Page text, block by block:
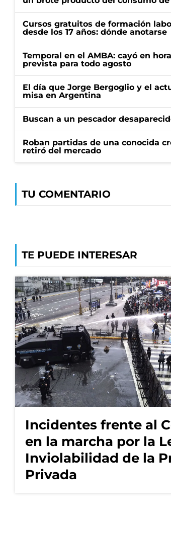
Cursos gratuitos de formación
desde los 17 años: dónde anotarse
Temporal en el AMBA: cayó en
prevista para todo agosto
El día que Jorge Bergoglio y el
misa en Argentina
Buscan a un pescador
Roban partidas de una conocida
retiró del mercado
TU COMENTARIO
TE PUEDE INTERESAR
Incidentes frente al
en la marcha por la
Inviolabilidad de la
Privada